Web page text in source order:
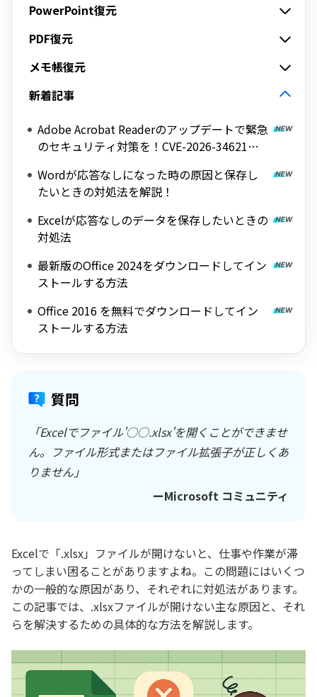
PowerPoint復元
PDF復元
メモ帳復元
新着記事
Adobe Acrobat Readerのアップデートで緊急
のセキュリティ対策を！CVE-2026-34621脆
Wordが応答なしになった時の原因と保存し
たいときの対処法を解説！
Excelが応答なしのデータを保存したいときの
対処法
最新版のOffice 2024をダウンロードしてイン
ストールする方法
Office 2016 を無料でダウンロードしてイン
ストールする方法
質問
「Excelでファイル'○○.xlsx'を開くことができませ
ん。ファイル形式またはファイル拡張子が正しくあ
りません」
ーMicrosoft コミュニティ
Excelで「.xlsx」ファイルが開けないと、仕事や作業が滞
ってしまい困ることがありますよね。この問題にはいくつ
かの一般的な原因があり、それぞれに対処法があります。
この記事では、.xlsxファイルが開けない主な原因と、それ
らを解決するための具体的な方法を解説します。